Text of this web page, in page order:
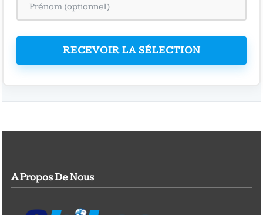
RECEVOIR LA SÉLECTION
A Propos De Nous